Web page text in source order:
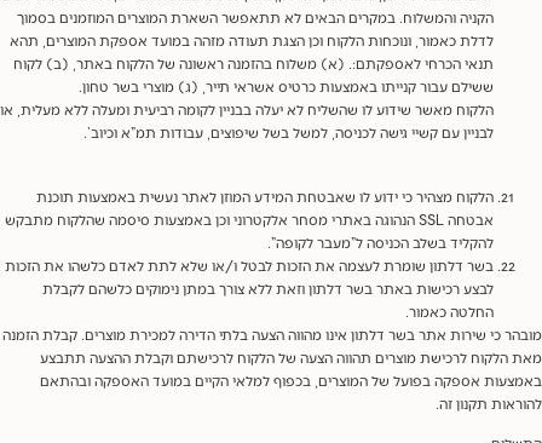
הקניה והמשלוח. במקרים הבאים לא תתאפשר השארת המוצרים המוזמנים בסמוך
לדלת כאמור, ונוכחות הלקוח וכן הצגת תעודה מזהה במועד אספקת המוצרים, תהא
תנאי הכרחי לאספקתם:. (א) משלוח בהזמנה ראשונה של הלקוח באתר, (ב) לקוח
ששילם עבור קנייתו באמצעות כרטיס אשראי תייר, (ג) מוצרי בשר טחון.
הלקוח מאשר שידוע לו שהשליח לא יעלה בבניין לקומה רביעית ומעלה ללא מעלית, או
לבניין עם קשיי גישה לכניסה, למשל בשל שיפוצים, עבודות תמ”א וכיוב’.
הלקוח מצהיר כי ידוע לו שאבטחת המידע המוזן לאתר נעשית באמצעות תוכנת
אבטחה SSL הנהוגה באתרי מסחר אלקטרוני וכן באמצעות סיסמה שהלקוח מתבקש
להקליד בשלב הכניסה ל”מעבר לקופה”.
בשר דלתון שומרת לעצמה את הזכות לבטל ו/או שלא לתת לאדם כלשהו את הזכות
לבצע רכישות באתר בשר דלתון וזאת ללא צורך במתן נימוקים כלשהם לקבלת
החלטה כאמור.
כי שירות אתר בשר דלתון אינו מהווה הצעה בלתי הדירה למכירת מוצרים. קבלת הזמנה
הלקוח לרכישת מוצרים תהווה הצעה של הלקוח לרכישתם וקבלת ההצעה תתבצע
אספקה בפועל של המוצרים, בכפוף למלאי הקיים במועד האספקה ובהתאם
תקנון זה.